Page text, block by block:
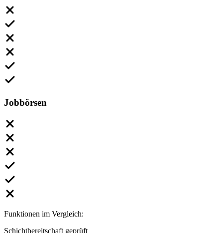
Jobbörsen
Funktionen im Vergleich:
Schichtbereitschaft geprüft